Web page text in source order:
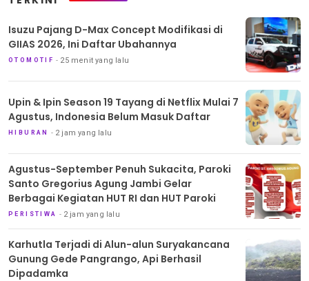
Isuzu Pajang D-Max Concept Modifikasi di
GIIAS 2026, Ini Daftar Ubahannya
OTOMOTIF 25 menit yang lalu
Upin & Ipin Season 19 Tayang di Netflix Mulai 7
Agustus, Indonesia Belum Masuk Daftar
HIBURAN 2 jam yang lalu
Agustus-September Penuh Sukacita, Paroki
Santo Gregorius Agung Jambi Gelar
Berbagai Kegiatan HUT RI dan HUT Paroki
PERISTIWA 2 jam yang lalu
Karhutla Terjadi di Alun-alun Suryakancana
Gunung Gede Pangrango, Api Berhasil
Dipadamka